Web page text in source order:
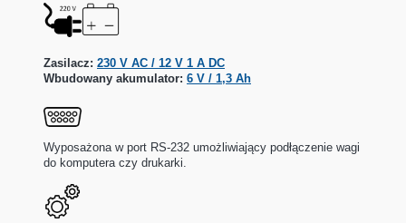
Zasilacz: 230 V AC / 12 V 1 A DC
Wbudowany akumulator: 6 V / 1,3 Ah
Wyposażona w port RS-232 umożliwiający podłączenie wagi
do komputera czy drukarki.